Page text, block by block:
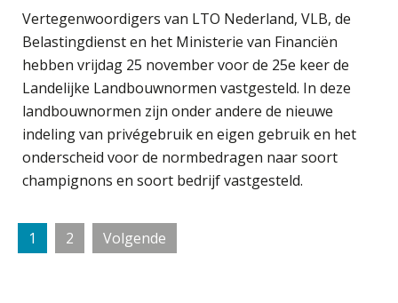
Vertegenwoordigers van LTO Nederland, VLB, de
Belastingdienst en het Ministerie van Financiën
hebben vrijdag 25 november voor de 25e keer de
Landelijke Landbouwnormen vastgesteld. In deze
landbouwnormen zijn onder andere de nieuwe
indeling van privégebruik en eigen gebruik en het
onderscheid voor de normbedragen naar soort
champignons en soort bedrijf vastgesteld.
Pagina
1 Pagina
2 Volgende
verplichtingen al gelden
van gevorderd assistent naar client
Automatisering heeft direct invloed
op declarabele uren
De volgende stap in AI: HR-assistent
Loket begrijpt nu je eigen
Zelfstandig Assistent Accountant
Samenstelpraktijk
PIA Group
Medior assistent accountant • Druten
WEA Deltaland